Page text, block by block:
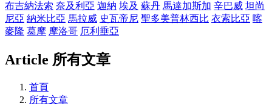
布吉納法索 奈及利亞 迦納 埃及 蘇丹 馬達加斯加 辛巴威 坦尚
尼亞 納米比亞 馬拉威 史瓦帝尼 聖多美普林西比 衣索比亞 喀
麥隆 葛摩 摩洛哥 厄利垂亞
Article 所有文章
首頁
所有文章